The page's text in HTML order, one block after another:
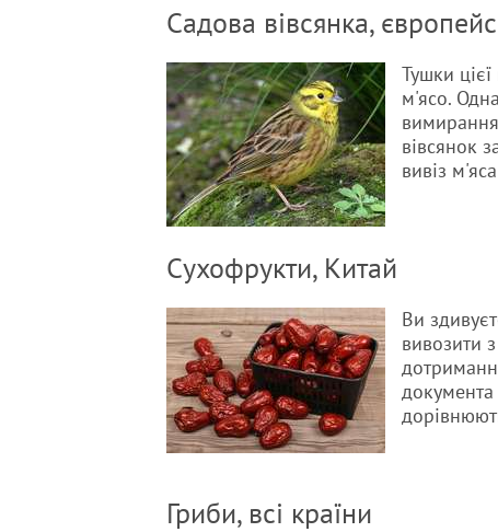
Садова вівсянка,
Тушки
м'ясо.
вівсянок
вивіз
Сухофрукти, Китай
Ви
вивозити
Гриби, всі країни